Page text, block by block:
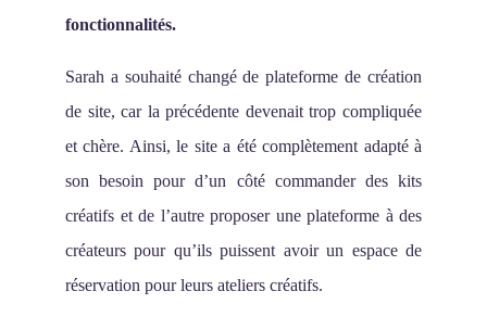
fonctionnalités.
Sarah a souhaité changé de plateforme de création
de site, car la précédente devenait trop compliquée
et chère. Ainsi, le site a été complètement adapté à
son besoin pour d’un côté commander des kits
créatifs et de l’autre proposer une plateforme à des
créateurs pour qu’ils puissent avoir un espace de
réservation pour leurs ateliers créatifs.